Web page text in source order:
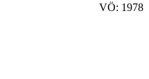
VÖ: 1978